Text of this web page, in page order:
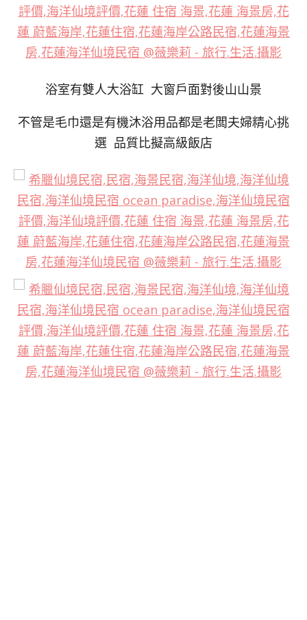
浴室有雙人大浴缸 大窗戶面對後山山景
不管是毛巾還是有機沐浴用品都是老闆夫婦精心挑
選 品質比擬高級飯店